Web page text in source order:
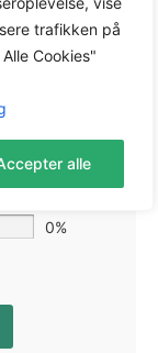
trafikken på
Cookies"
alle
0%
0%